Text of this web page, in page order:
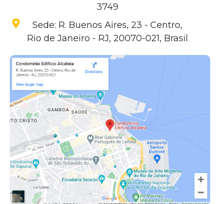
3749
Sede: R. Buenos Aires, 23 - Centro,
Rio de Janeiro - RJ, 20070-021, Brasil